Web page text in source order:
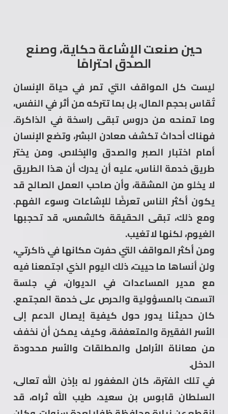
حين صنعت الإشاعة حكاية، وصنع
الصدق احترامًا
ليست كل المواقف التي تمر في حياة الإنسان
تُقاس بحجم المال، بل بما تتركه من أثر في النفس،
وما تمنحه من دروس تبقى راسخة في الذاكرة.
فهناك أحداث تكشف معادن البشر، وتضع الإنسان
أمام اختبار الصبر والصدق والإخلاص. ومن يختر
طريق خدمة الناس، عليه أن يدرك أن هذا الطريق
لا يخلو من المشقة، وأن صاحب العمل الصالح قد
يكون أكثر الناس تعرضًا للإشاعات وسوء الفهم.
ومع ذلك، تبقى الحقيقة كالشمس، قد تحجبها
الغيوم، لكنها لا تغيب.
ومن أكثر المواقف التي حفرت مكانها في ذاكرتي،
ولن أنساها ما حييت، ذلك اليوم الذي اجتمعنا فيه
مع مدير المساعدات في الديوان، في جلسة
اتسمت بالمسؤولية والحرص على خدمة المجتمع.
كان حديثنا يدور حول كيفية إيصال الدعم إلى
الأسر الفقيرة والمتعففة، وكيف يمكن أن نخفف
من معاناة الأرامل والمطلقات والأسر محدودة
الدخل.
في تلك الفترة، كان المغفور له بإذن الله تعالى،
السلطان قابوس بن سعيد، طيب الله ثراه، قد